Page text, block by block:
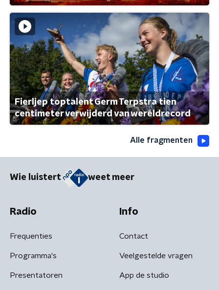
Fierljep toptalent Germ Terpstra tien
centimeter verwijderd van wereldrecord
Alle fragmenten
Wie luistert weet meer
Radio
Frequenties
Programma's
Presentatoren
Info
Contact
Veelgestelde vragen
App de studio